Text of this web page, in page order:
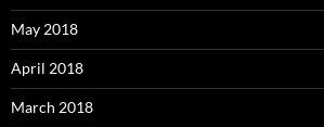
May 2018
April 2018
March 2018